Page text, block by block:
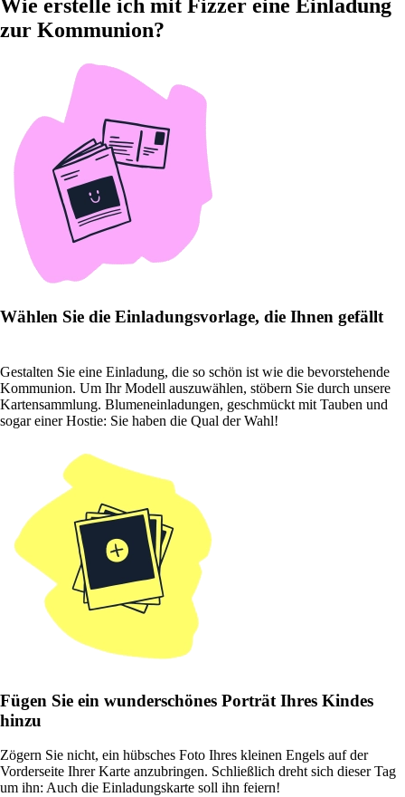
Wie erstelle ich mit Fizzer eine Einladung
zur Kommunion?
Wählen Sie die Einladungsvorlage, die Ihnen gefällt
Gestalten Sie eine Einladung, die so schön ist wie die bevorstehende
Kommunion. Um Ihr Modell auszuwählen, stöbern Sie durch unsere
Kartensammlung. Blumeneinladungen, geschmückt mit Tauben und
sogar einer Hostie: Sie haben die Qual der Wahl!
Fügen Sie ein wunderschönes Porträt Ihres Kindes
hinzu
Zögern Sie nicht, ein hübsches Foto Ihres kleinen Engels auf der
Vorderseite Ihrer Karte anzubringen. Schließlich dreht sich dieser Tag
um ihn: Auch die Einladungskarte soll ihn feiern!